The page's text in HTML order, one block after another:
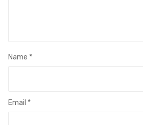
Name *
Email *